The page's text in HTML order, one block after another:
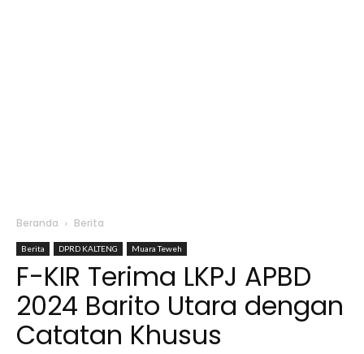
Beranda Berita
Berita DPRD KALTENG Muara Teweh
F-KIR Terima LKPJ APBD
2024 Barito Utara dengan
Catatan Khusus